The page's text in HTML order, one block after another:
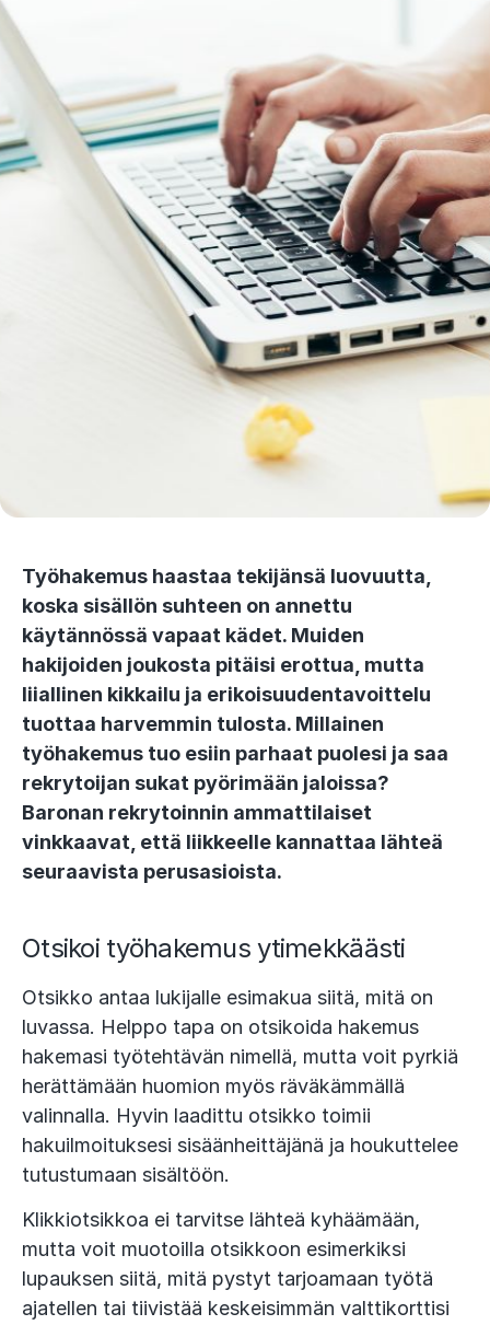
Työhakemus haastaa tekijänsä luovuutta,
koska sisällön suhteen on annettu
käytännössä vapaat kädet. Muiden
hakijoiden joukosta pitäisi erottua, mutta
liiallinen kikkailu ja erikoisuudentavoittelu
tuottaa harvemmin tulosta. Millainen
työhakemus tuo esiin parhaat puolesi ja saa
rekrytoijan sukat pyörimään jaloissa?
Baronan rekrytoinnin ammattilaiset
vinkkaavat, että liikkeelle kannattaa lähteä
seuraavista perusasioista.
Otsikoi työhakemus ytimekkäästi
Otsikko antaa lukijalle esimakua siitä, mitä on
luvassa. Helppo tapa on otsikoida hakemus
hakemasi työtehtävän nimellä, mutta voit pyrkiä
herättämään huomion myös räväkämmällä
valinnalla. Hyvin laadittu otsikko toimii
hakuilmoituksesi sisäänheittäjänä ja houkuttelee
tutustumaan sisältöön.
Klikkiotsikkoa ei tarvitse lähteä kyhäämään,
mutta voit muotoilla otsikkoon esimerkiksi
lupauksen siitä, mitä pystyt tarjoamaan työtä
ajatellen tai tiivistää keskeisimmän valttikorttisi